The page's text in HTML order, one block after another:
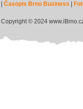
|Časopis Brno Business
Copyright © 2024